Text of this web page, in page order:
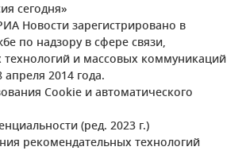
сегодня»
Новости зарегистрировано в
по надзору в сфере связи,
и массовых коммуникаций
2014 года.
Cookie и автоматического
(ред. 2023 г.)
рекомендательных технологий